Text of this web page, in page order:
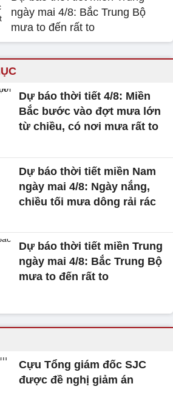
ngày mai 4/8: Bắc Trung Bộ
mưa to đến rất to
Dự báo thời tiết 4/8: Miền
Bắc bước vào đợt mưa lớn
từ chiều, có nơi mưa rất to
Dự báo thời tiết miền Nam
ngày mai 4/8: Ngày nắng,
chiều tối mưa dông rải rác
Dự báo thời tiết miền Trung
ngày mai 4/8: Bắc Trung Bộ
mưa to đến rất to
Cựu Tổng giám đốc SJC
được đề nghị giảm án